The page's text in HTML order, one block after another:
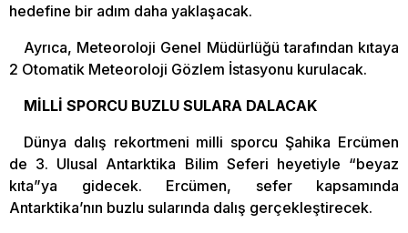
hedefine bir adım daha yaklaşacak.
Ayrıca, Meteoroloji Genel Müdürlüğü tarafından kıtaya
2 Otomatik Meteoroloji Gözlem İstasyonu kurulacak.
MİLLİ SPORCU BUZLU SULARA DALACAK
Dünya dalış rekortmeni milli sporcu Şahika Ercümen
de 3. Ulusal Antarktika Bilim Seferi heyetiyle “beyaz
kıta”ya gidecek. Ercümen, sefer kapsamında
Antarktika’nın buzlu sularında dalış gerçekleştirecek.